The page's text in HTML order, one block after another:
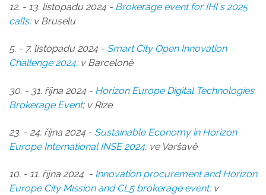
12. - 13. listopadu 2024 - Brokerage event for IHI`s 2025
calls; v Bruselu
5. - 7. listopadu 2024 - Smart City Open Innovation
Challenge 2024; v Barceloně
30. - 31. října 2024 - Horizon Europe Digital Technologies
Brokerage Event; v Rize
23. - 24. října 2024 - Sustainable Economy in Horizon
Europe International INSE 2024; ve Varšavě
10. - 11. října 2024 - Innovation procurement and Horizon
Europe City Mission and CL5 brokerage event; v